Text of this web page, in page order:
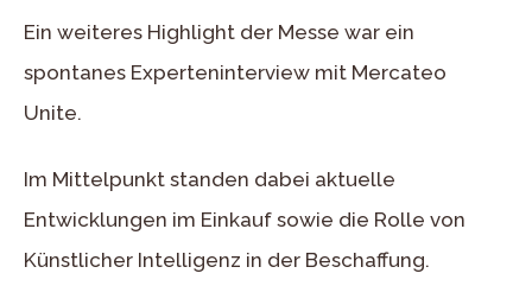
Ein weiteres Highlight der Messe war ein
spontanes Experteninterview mit Mercateo
Unite.
Im Mittelpunkt standen dabei aktuelle
Entwicklungen im Einkauf sowie die Rolle von
Künstlicher Intelligenz in der Beschaffung.